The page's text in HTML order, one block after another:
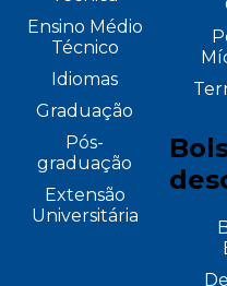
Ensino Médio
Técnico
Idiomas
Graduação
Pós-
graduação
Extensão
Universitária